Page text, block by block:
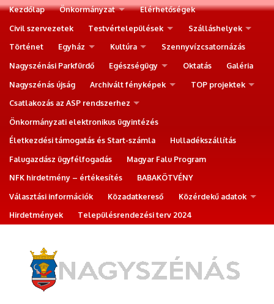
Kezdőlap Önkormányzat
Elérhetőségek
Civil szervezetek
Testvértelepülések
Szálláshelyek
Történet
Egyház Kultúra
Szennyvízcsatornázás
Nagyszénási Parkfürdő
Egészségügy Oktatás
Galéria
Nagyszénás újság
Archivált fényképek
TOP projektek
Csatlakozás az ASP rendszerhez
Önkormányzati elektronikus ügyintézés
Életkezdési támogatás és Start-számla
Hulladékszállítás
Falugazdász ügyfélfogadás
Magyar Falu Program
NFK hirdetmény – értékesítés
BABAKÖTVÉNY
Választási információk
Közadatkereső
Közérdekű adatok
Hirdetmények
Településrendezési terv 2024